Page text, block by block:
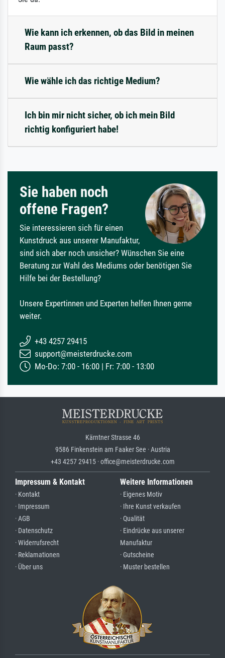
Wie kann ich erkennen, ob das Bild in meinen
Raum passt?
Wie wähle ich das richtige Medium?
Ich bin mir nicht sicher, ob ich mein Bild
richtig konfiguriert habe!
Sie haben noch
offene Fragen?
Sie interessieren sich für einen
Kunstdruck aus unserer Manufaktur,
sind sich aber noch unsicher? Wünschen Sie eine
Beratung zur Wahl des Mediums oder benötigen Sie
Hilfe bei der Bestellung?
Unsere Expertinnen und Experten helfen Ihnen gerne
weiter.
+43 4257 29415
support@meisterdrucke.com
Mo-Do: 7:00 - 16:00 | Fr: 7:00 - 13:00
Kärntner Strasse 46
9586 Finkenstein am Faaker See · Austria
+43 4257 29415 · office@meisterdrucke.com
Impressum & Kontakt
· Kontakt
· Impressum
· AGB
· Datenschutz
· Widerrufsrecht
· Reklamationen
· Über uns
Weitere Informationen
· Eigenes Motiv
· Ihre Kunst verkaufen
· Qualität
· Eindrücke aus unserer
Manufaktur
· Gutscheine
· Muster bestellen